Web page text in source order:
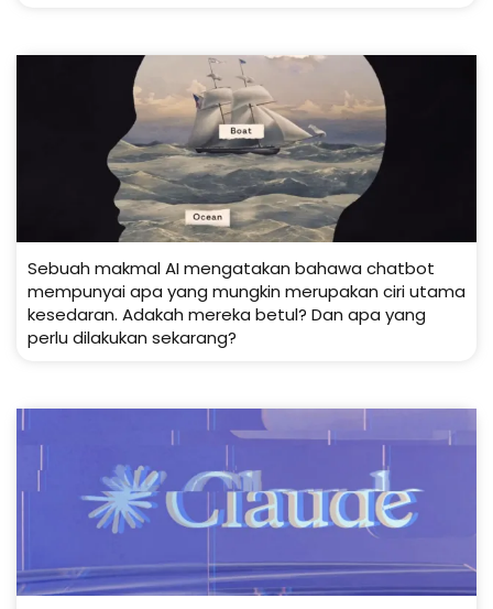
Sebuah makmal AI mengatakan bahawa chatbot
mempunyai apa yang mungkin merupakan ciri utama
kesedaran. Adakah mereka betul? Dan apa yang
perlu dilakukan sekarang?